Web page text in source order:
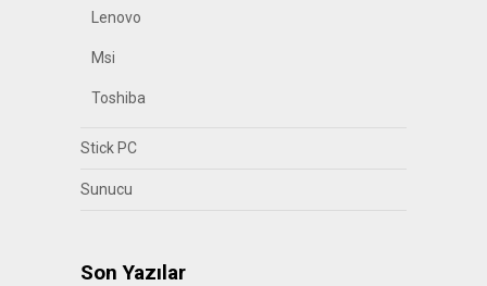
Lenovo
Msi
Toshiba
Stick PC
Sunucu
Son Yazılar